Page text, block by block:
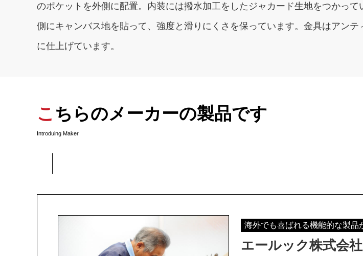
のポケットを外側に配置。内装には撥水加工をしたジャカード生地をつかっ
側にキャンバス地を貼って、強度と滑りにくさを保っています。金具はアン
に仕上げています。
こちらのメーカーの製品です
Introduing Maker
海外でも喜ばれる機能的な製品
エールック株式会社